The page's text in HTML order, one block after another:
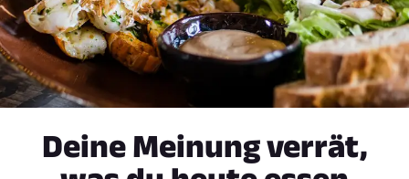
Deine Meinung verrät,